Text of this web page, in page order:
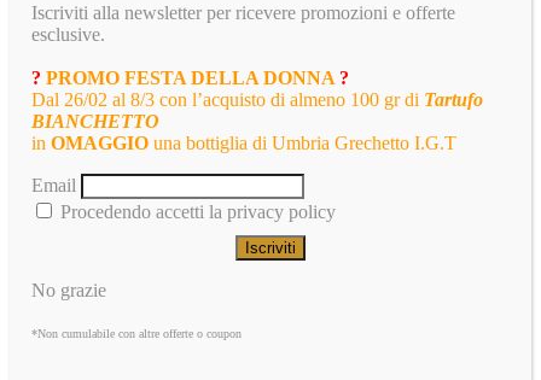
Iscriviti alla newsletter per ricevere promozioni e offerte
esclusive.
? PROMO FESTA DELLA DONNA ?
Dal 26/02 al 8/3 con l’acquisto di almeno 100 gr di Tartufo
BIANCHETTO
in OMAGGIO una bottiglia di Umbria Grechetto I.G.T
Email
Procedendo accetti la privacy policy
No grazie
*Non cumulabile con altre offerte o coupon